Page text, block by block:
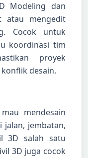
Modeling dan
atau mengedit
Cocok untuk
koordinasi tim
proyek
desain.
mendesain
jalan, jembatan,
3D salah satu
3D juga cocok